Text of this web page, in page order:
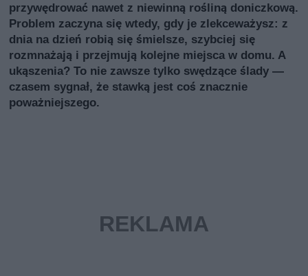
przywędrować nawet z niewinną rośliną doniczkową.
Problem zaczyna się wtedy, gdy je zlekceważysz: z
dnia na dzień robią się śmielsze, szybciej się
rozmnażają i przejmują kolejne miejsca w domu. A
ukąszenia? To nie zawsze tylko swędzące ślady —
czasem sygnał, że stawką jest coś znacznie
poważniejszego.